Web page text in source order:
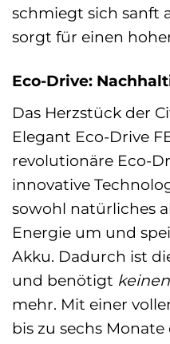
schmiegt sich sanft
sorgt für einen
Eco-Drive:
Das Herzstück der
Elegant Eco-Drive
revolutionäre Eco-
innovative
sowohl natürliches
Energie um und
Akku. Dadurch ist
und benötigt
mehr. Mit einer
bis zu sechs